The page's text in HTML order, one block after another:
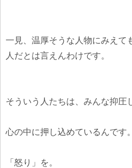
一見、温厚そうな人物にみえて
人だとは言えんわけです。
そういう人たちは、みんな抑圧
心の中に押し込めているんです。
「怒り」を。